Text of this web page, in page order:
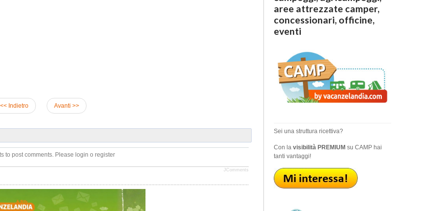
<< Indietro Avanti >>
to post comments. Please login o register
JComments
aree attrezzate camper,
concessionari, officine,
eventi
Sei una struttura ricettiva?
Con la visibilità PREMIUMsu CAMP hai
tanti vantaggi!